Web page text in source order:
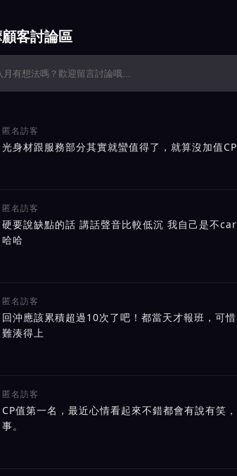
客討論區
匿名訪客
光身材跟服務部分其實就蠻值得了，就算沒加值CP
匿名訪客
硬要說缺點的話 講話聲音比較低沉 我自己是不
哈哈
匿名訪客
回沖應該累積超過10次了吧！都當天才報班，可
難湊得上
匿名訪客
CP值第一名，最近心情看起來不錯都會有說有笑
事。